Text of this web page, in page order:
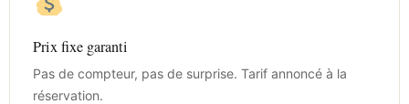
Prix fixe garanti
Pas de compteur, pas de surprise. Tarif annoncé à la
réservation.